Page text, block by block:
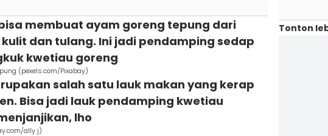
membuat ayam goreng tepung dari
dan tulang. Ini jadi pendamping sedap
kwetiau goreng
(pexels.com/Pixabay)
salah satu lauk makan yang kerap
Bisa jadi lauk pendamping kwetiau
lho
ally j)
Tonton